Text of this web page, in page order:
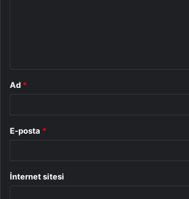
Ad *
E-posta *
İnternet sitesi